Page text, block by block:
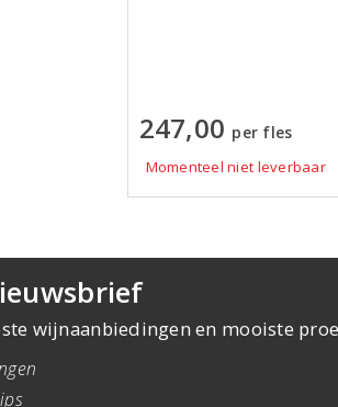
247,00 per fles
Momenteel niet leverbaar
wijnaanbiedingen en mooiste